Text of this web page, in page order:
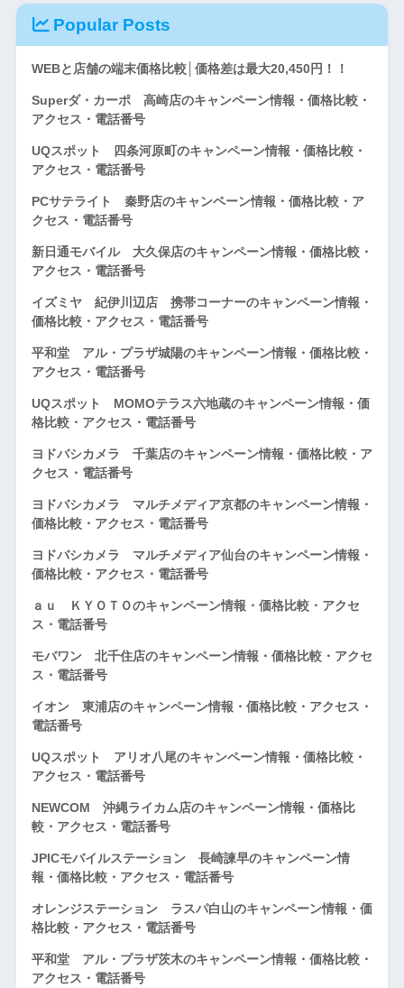
Popular Posts
WEBと店舗の端末価格比較│価格差は最大20,450円！！
Superダ・カーポ 高崎店のキャンペーン情報・価格比較・
アクセス・電話番号
UQスポット 四条河原町のキャンペーン情報・価格比較・
アクセス・電話番号
PCサテライト 秦野店のキャンペーン情報・価格比較・ア
クセス・電話番号
新日通モバイル 大久保店のキャンペーン情報・価格比較・
アクセス・電話番号
イズミヤ 紀伊川辺店 携帯コーナーのキャンペーン情報・
価格比較・アクセス・電話番号
平和堂 アル・プラザ城陽のキャンペーン情報・価格比較・
アクセス・電話番号
UQスポット MOMOテラス六地蔵のキャンペーン情報・価
格比較・アクセス・電話番号
ヨドバシカメラ 千葉店のキャンペーン情報・価格比較・ア
クセス・電話番号
ヨドバシカメラ マルチメディア京都のキャンペーン情報・
価格比較・アクセス・電話番号
ヨドバシカメラ マルチメディア仙台のキャンペーン情報・
価格比較・アクセス・電話番号
ａｕ ＫＹＯＴＯのキャンペーン情報・価格比較・アクセ
ス・電話番号
モバワン 北千住店のキャンペーン情報・価格比較・アクセ
ス・電話番号
イオン 東浦店のキャンペーン情報・価格比較・アクセス・
電話番号
UQスポット アリオ八尾のキャンペーン情報・価格比較・
アクセス・電話番号
NEWCOM 沖縄ライカム店のキャンペーン情報・価格比
較・アクセス・電話番号
JPICモバイルステーション 長崎諫早のキャンペーン情
報・価格比較・アクセス・電話番号
オレンジステーション ラスパ白山のキャンペーン情報・価
格比較・アクセス・電話番号
平和堂 アル・プラザ茨木のキャンペーン情報・価格比較・
アクセス・電話番号